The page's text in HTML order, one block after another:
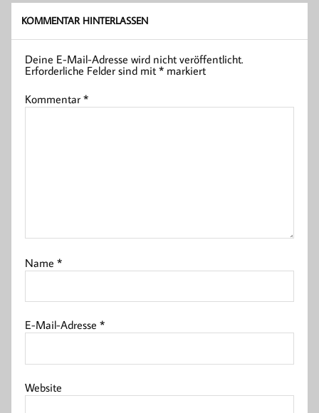
KOMMENTAR HINTERLASSEN
Deine E-Mail-Adresse wird nicht veröffentlicht.
Erforderliche Felder sind mit* markiert
Kommentar*
Name*
E-Mail-Adresse*
Website